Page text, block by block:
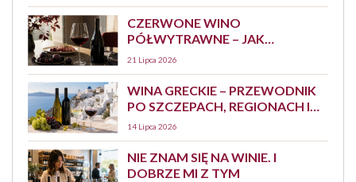
CZERWONE WINO
PÓŁWYTRAWNE – JAK
SMAKUJE, Z CZYM PODAWAĆ I
JAK JE WYBRAĆ?
21 Lipca 2026
WINA GRECKIE – PRZEWODNIK
PO SZCZEPACH, REGIONACH I
STYLACH
14 Lipca 2026
NIE ZNAM SIĘ NA WINIE. I
DOBRZE MI Z TYM